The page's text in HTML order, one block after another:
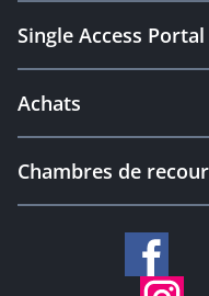
Single Access Portal
Achats
Chambres de